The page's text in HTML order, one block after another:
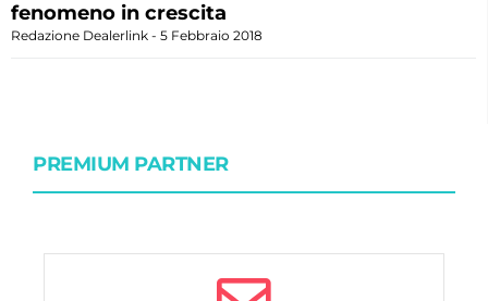
fenomeno in crescita
Redazione Dealerlink 5 Febbraio 2018
PREMIUM PARTNER